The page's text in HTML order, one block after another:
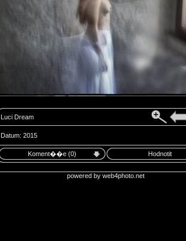
Luci Dream
Datum: 2015
Koment��e (0) Hodnotit
powered by web4photo.net